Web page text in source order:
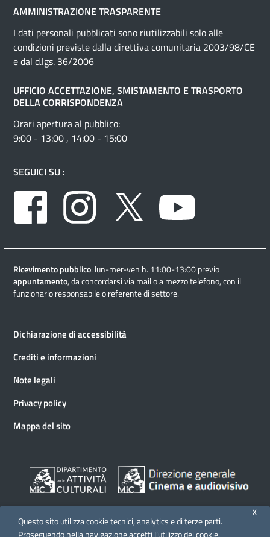
AMMINISTRAZIONE TRASPARENTE
I dati personali pubblicati sono riutilizzabili solo alle
condizioni previste dalla direttiva comunitaria 2003/98/CE
e dal d.lgs. 36/2006
UFFICIO ACCETTAZIONE, SMISTAMENTO E TRASPORTO
DELLA CORRISPONDENZA
Orari apertura al pubblico:
9:00 - 13:00 , 14:00 - 15:00
SEGUICI SU :
Facebook
Instagram Twitter
Ricevimento pubblico: lun-mer-ven h. 11:00-13:00 previo
appuntamento, da concordarsi via mail o a mezzo telefono, con il
funzionario responsabile o referente di settore.
Dichiarazione di accessibilità
Crediti e informazioni
Note legali
Privacy policy
Mappa del sito
X
Questo sito utilizza cookie tecnici, analytics e di terze parti.